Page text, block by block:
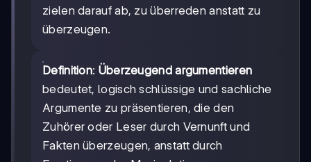
zielen darauf ab, zu überreden anstatt zu
überzeugen.
Definition: Überzeugend argumentieren
bedeutet, logisch schlüssige und sachliche
Argumente zu präsentieren, die den
Zuhörer oder Leser durch Vernunft und
Fakten überzeugen, anstatt durch